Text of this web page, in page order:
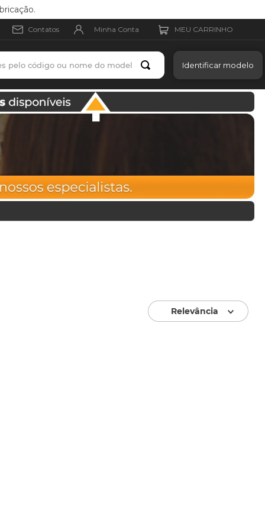
Contatos Minha Conta
pelo código ou nome do modelo
Identificar modelo
Relevância